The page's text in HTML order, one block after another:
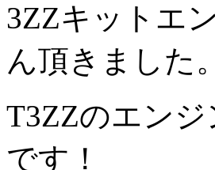
3ZZキットエ
ん頂きました。
T3ZZのエン
です！